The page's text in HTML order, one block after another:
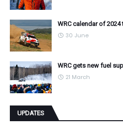
WRC calendar of
30 June
WRC gets new fuel
21 March
UPDATES